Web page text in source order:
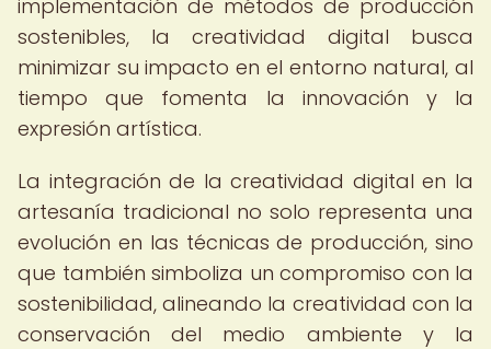
implementación de métodos de producción
sostenibles, la creatividad digital busca
minimizar su impacto en el entorno natural, al
tiempo que fomenta la innovación y la
expresión artística.
La integración de la creatividad digital en la
artesanía tradicional no solo representa una
evolución en las técnicas de producción, sino
que también simboliza un compromiso con la
sostenibilidad, alineando la creatividad con la
conservación del medio ambiente y la